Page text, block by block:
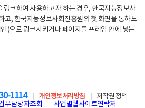
링크하여 사용하고자 하는 경우, 한국지능정보사
고, 한국지능정보사회진흥원의 첫 화면을 통하도
)으로 링크시키거나 페이지를 프레임 안에 넣는
1114 개인정보처리방침
저작권 정책
무담당자조회 사업별웹사이트연락처